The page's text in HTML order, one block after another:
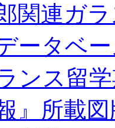
関連ガ
ータベ
ンス留
』所載